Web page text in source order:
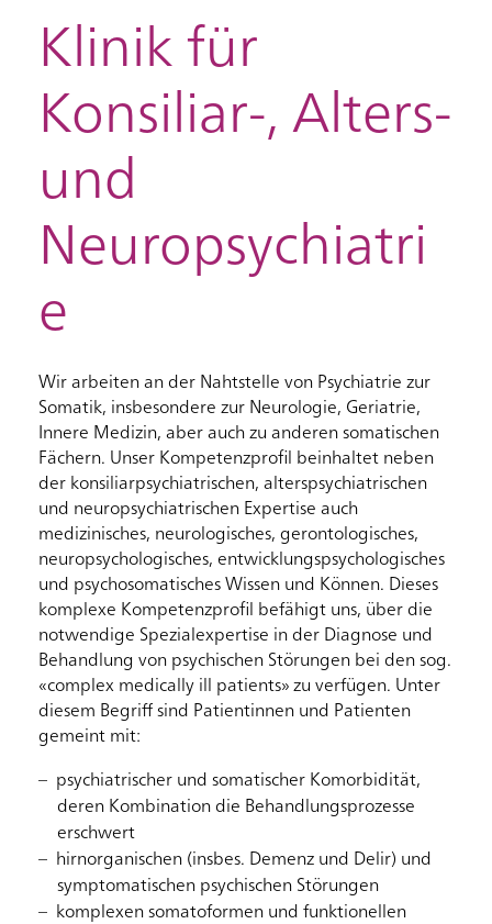
Klinik für
Konsiliar-, Alters-
und
Neuropsychiatri
e
Wir arbeiten an der Nahtstelle von Psychiatrie zur
Somatik, insbesondere zur Neurologie, Geriatrie,
Innere Medizin, aber auch zu anderen somatischen
Fächern. Unser Kompetenzprofil beinhaltet neben
der konsiliarpsychiatrischen, alterspsychiatrischen
und neuropsychiatrischen Expertise auch
medizinisches, neurologisches, gerontologisches,
neuropsychologisches, entwicklungspsychologisches
und psychosomatisches Wissen und Können. Dieses
komplexe Kompetenzprofil befähigt uns, über die
notwendige Spezialexpertise in der Diagnose und
Behandlung von psychischen Störungen bei den sog.
«complex medically ill patients» zu verfügen. Unter
diesem Begriff sind Patientinnen und Patienten
gemeint mit:
psychiatrischer und somatischer Komorbidität,
deren Kombination die Behandlungsprozesse
erschwert
hirnorganischen (insbes. Demenz und Delir) und
symptomatischen psychischen Störungen
komplexen somatoformen und funktionellen